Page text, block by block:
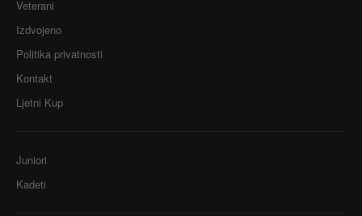
Veterani
Izdvojeno
Politika privatnosti
Kontakt
Ljetni Kup
Juniori
Kadeti